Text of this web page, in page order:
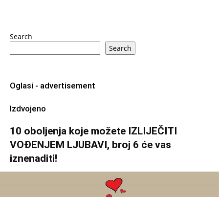
Search
Search
Oglasi - advertisement
Izdvojeno
10 oboljenja koje možete IZLIJEČITI
VOĐENJEM LJUBAVI, broj 6 će vas
iznenaditi!